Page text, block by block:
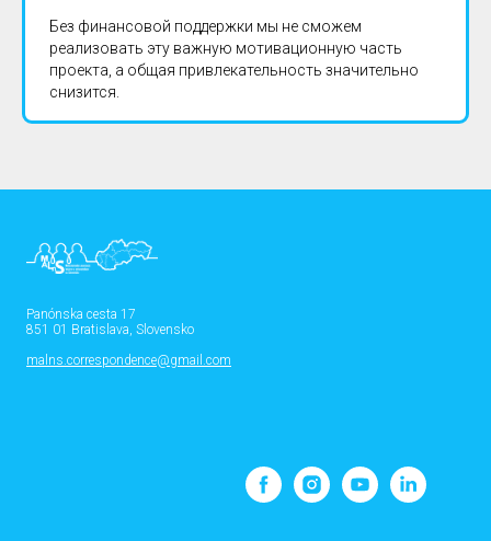
Без финансовой поддержки мы не сможем
реализовать эту важную мотивационную часть
проекта, а общая привлекательность значительно
снизится.
Panónska cesta 17
851 01 Bratislava, Slovensko
malns.correspondence@gmail.com